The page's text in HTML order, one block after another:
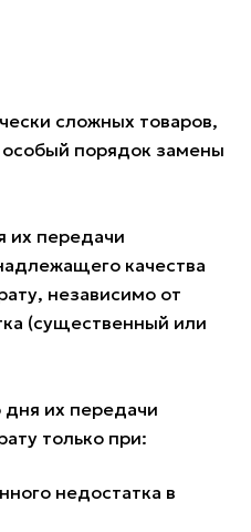
сложных товаров,
порядок замены
их передачи
качества
независимо от
(существенный или
их передачи
только при:
недостатка в